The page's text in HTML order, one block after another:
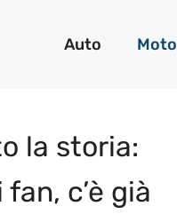
Auto Moto
la storia:
c’è già